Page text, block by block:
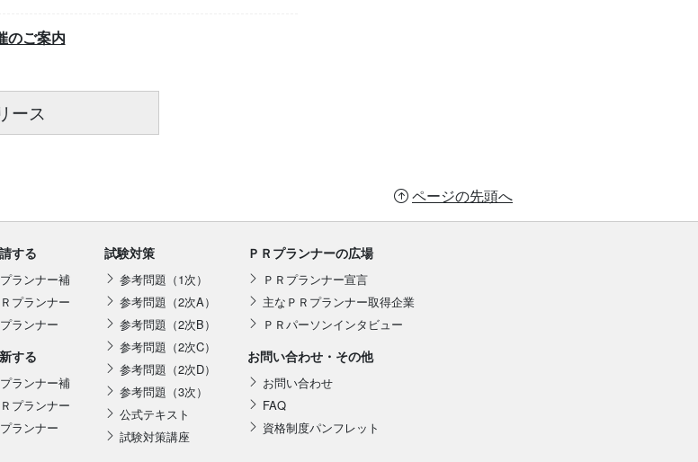
のご案内
ース
ページの先頭へ
する
ランナー補
プランナー
ランナー
する
ランナー補
プランナー
ランナー
試験対策
参考問題（1次）
参考問題（2次A）
参考問題（2次B）
参考問題（2次C）
参考問題（2次D）
参考問題（3次）
公式テキスト
試験対策講座
ＰＲプランナーの広場
ＰＲプランナー宣言
主なＰＲプランナー取得企業
ＰＲパーソンインタビュー
お問い合わせ・その他
お問い合わせ
FAQ
資格制度パンフレット